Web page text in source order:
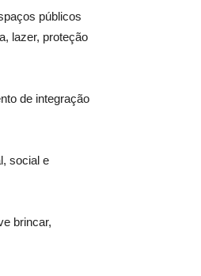
públicos
lazer, proteção
de integração
social e
brincar,